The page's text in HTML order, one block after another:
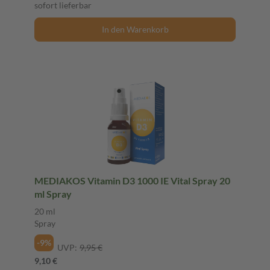
sofort lieferbar
In den Warenkorb
MEDIAKOS Vitamin D3 1000 IE Vital Spray 20
ml Spray
20 ml
Spray
-9%
UVP: 9,95 €
9,10 €